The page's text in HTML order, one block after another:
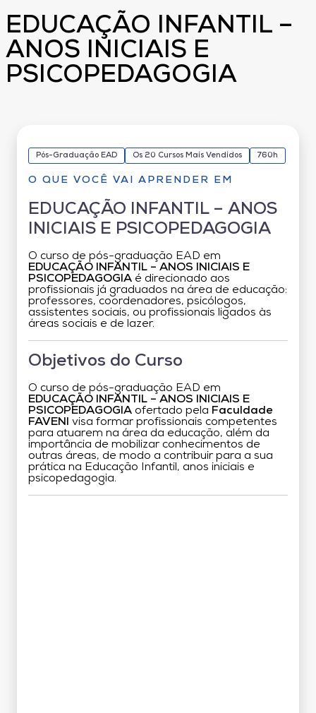
EDUCAÇÃO INFANTIL –
ANOS INICIAIS E
PSICOPEDAGOGIA
Pós-Graduação EAD Os 20 Cursos Mais Vendidos 760h
O QUE VOCÊ VAI APRENDER EM
EDUCAÇÃO INFANTIL – ANOS
INICIAIS E PSICOPEDAGOGIA
O curso de pós-graduação EAD em
EDUCAÇÃO INFANTIL – ANOS INICIAIS E
PSICOPEDAGOGIA é direcionado aos
profissionais já graduados na área de educação:
professores, coordenadores, psicólogos,
assistentes sociais, ou profissionais ligados às
áreas sociais e de lazer.
Objetivos do Curso
O curso de pós-graduação EAD em
EDUCAÇÃO INFANTIL – ANOS INICIAIS E
PSICOPEDAGOGIA ofertado pela Faculdade
FAVENI
visa formar profissionais competentes
para atuarem na área da educação, além da
importância de mobilizar conhecimentos de
outras áreas, de modo a contribuir para a sua
prática na Educação Infantil, anos iniciais e
psicopedagogia.